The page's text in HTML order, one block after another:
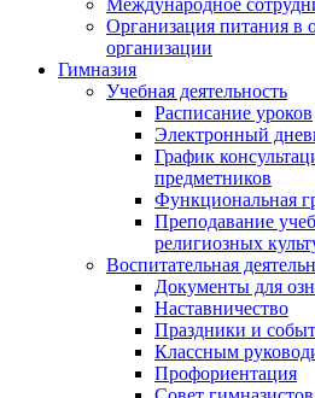
Международное
Организация питания в
организации
Гимназия
Учебная деятельность
Расписание уроков
Электронный
График
предметников
Функциональная
Преподавание
религиозных
Воспитательная
Документы для
Наставничество
Праздники и
Классным
Профориентация